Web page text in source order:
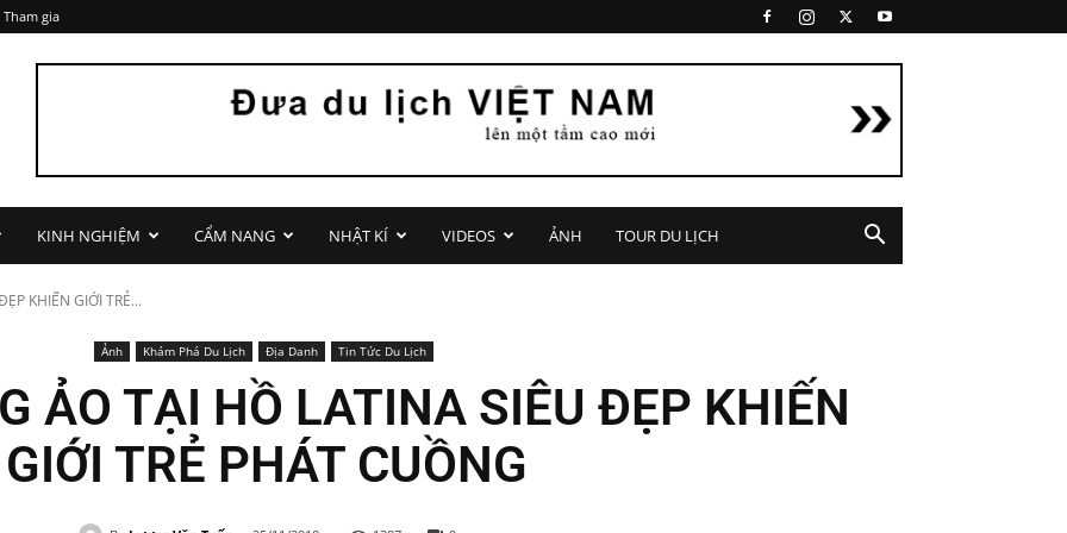
gia
KINH NGHIỆM CẨM NANG NHẬT KÍ VIDEOS ẢNH TOUR DU LỊCH
KHIẾN GIỚI TRẺ...
Ảnh Khám Phá Du Lịch Địa Danh Tin Tức Du Lịch
ẢO TẠI HỒ LATINA SIÊU ĐẸP KHIẾN
GIỚI TRẺ PHÁT CUỒNG